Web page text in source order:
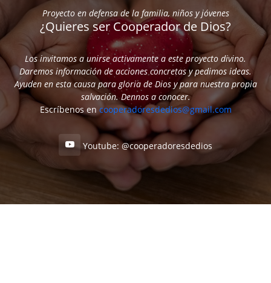
Proyecto en defensa de la familia, niños y jóvenes
¿Quieres ser Cooperador de Dios?
Los invitamos a unirse activamente a este proyecto divino.
Daremos información de acciones concretas y pedimos ideas.
Ayuden en esta causa para gloria de Dios y para nuestra propia
salvación. Dennos a conocer.
Escríbenos en cooperadoresdedios@gmail.com
Youtube: @cooperadoresdedios